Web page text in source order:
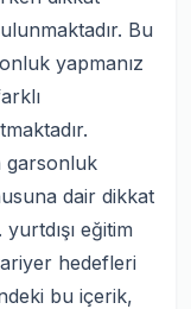
Bu
yapmanız
garsonluk
dair dikkat
eğitim
hedefleri
bu içerik,